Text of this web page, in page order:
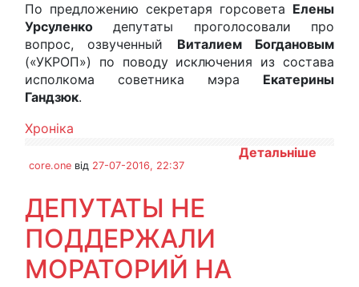
По предложению секретаря горсовета Елены
Урсуленко депутаты проголосовали про
вопрос, озвученный Виталием Богдановым
(«УКРОП») по поводу исключения из состава
исполкома советника мэра Екатерины
Гандзюк.
Хроніка
Детальніше
core.one від 27-07-2016, 22:37
ДЕПУТАТЫ НЕ
ПОДДЕРЖАЛИ
МОРАТОРИЙ НА